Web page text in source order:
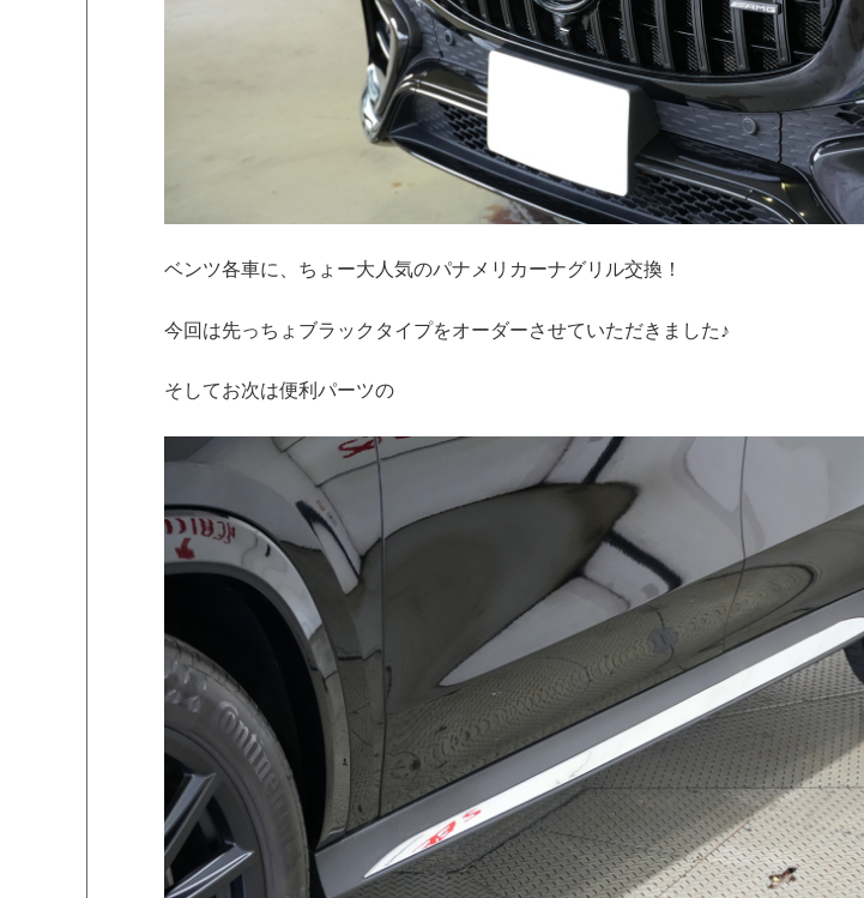
ベンツ各車に、ちょー大人気のパナメリカーナグリル交換！
今回は先っちょブラックタイプをオーダーさせていただきました♪
そしてお次は便利パーツの